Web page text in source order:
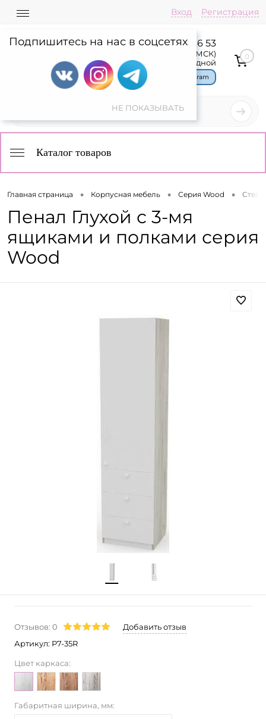
Подпишитесь на нас в соцсетях
Вход Регистрация
8 800 775 36 53
Пн-Пт: 08:00-17:00(МСК)
Сб,Вс: выходной
Чат в Telegram
0
Каталог товаров
Главная страница • Корпусная мебель • Серия Wood •
Пенал Глухой с 3-мя
ящиками и полками серия
Wood
Отзывов: 0
Добавить отзыв
Артикул: P7-35R
Цвет каркаса:
Габаритная ширина, мм: